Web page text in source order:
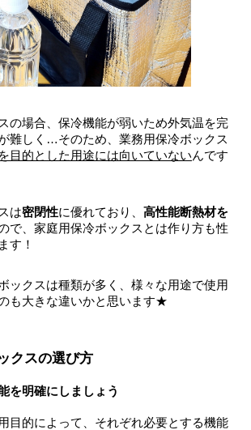
の場合、保冷機能が弱いため外気温を完
難しく…そのため、業務用保冷ボックス
目的とした用途には向いていないんです
は密閉性に優れており、 高性能断熱材を
で、家庭用保冷ボックスとは作り方も性
す！
ックスは種類が多く、様々な用途で使用
も大きな違いかと思います★
クスの選び方
を明確にしましょう
目的によって、それぞれ必要とする機能